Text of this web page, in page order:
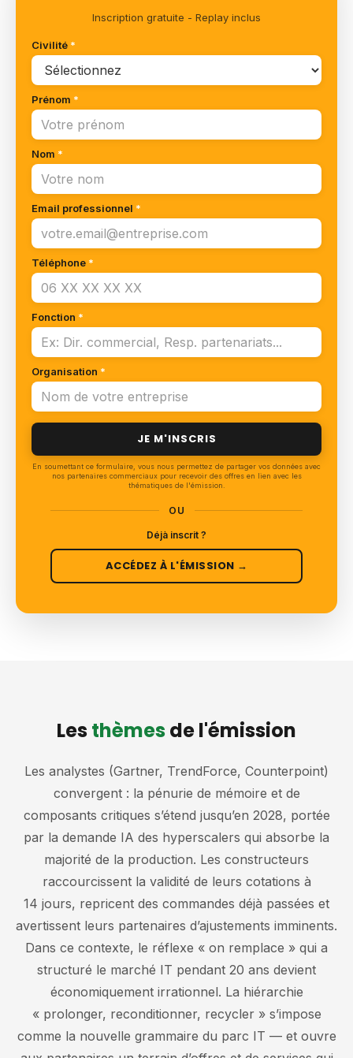
Inscription gratuite - Replay inclus
Civilité *
Prénom *
Nom *
Email professionnel *
Téléphone *
Fonction *
Organisation *
JE M'INSCRIS
En soumettant ce formulaire, vous nous permettez de partager vos données avec
nos partenaires commerciaux pour recevoir des offres en lien avec les
thématiques de l'émission.
OU
Déjà inscrit ?
ACCÉDEZ À L'ÉMISSION →
Les thèmes de l'émission
Les analystes (Gartner, TrendForce, Counterpoint)
convergent : la pénurie de mémoire et de
composants critiques s’étend jusqu’en 2028, portée
par la demande IA des hyperscalers qui absorbe la
majorité de la production. Les constructeurs
raccourcissent la validité de leurs cotations à
14 jours, repricent des commandes déjà passées et
avertissent leurs partenaires d’ajustements imminents.
Dans ce contexte, le réflexe « on remplace » qui a
structuré le marché IT pendant 20 ans devient
économiquement irrationnel. La hiérarchie
« prolonger, reconditionner, recycler » s’impose
comme la nouvelle grammaire du parc IT — et ouvre